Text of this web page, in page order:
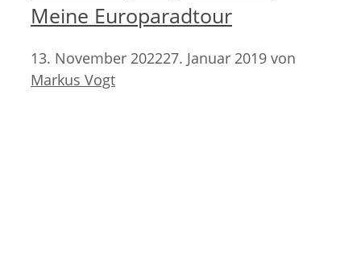
Meine Europaradtour
13. November 202227. Januar 2019 von
Markus Vogt